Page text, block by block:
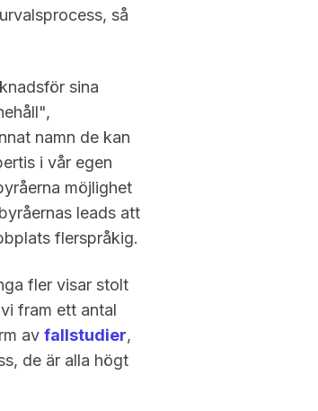
så
sina
namn de kan
i vår egen
möjlighet
leads att
flerspråkig.
fler visar stolt
fram ett antal
av fallstudier,
de är alla högt